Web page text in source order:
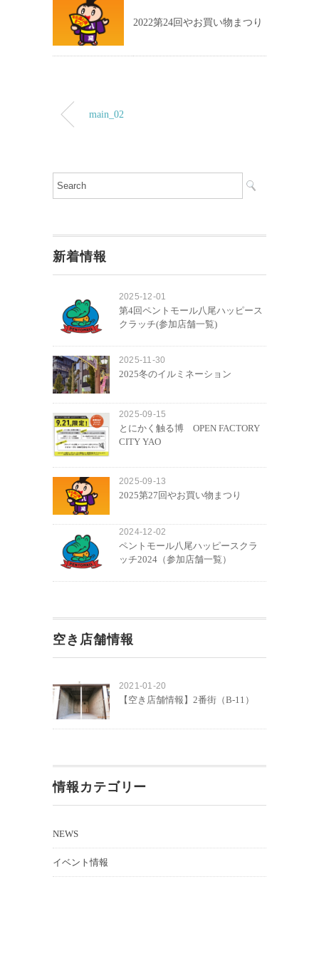
2022第24回やお買い物まつり
main_02
新着情報
2025-12-01
第4回ペントモール八尾ハッピース
クラッチ(参加店舗一覧)
2025-11-30
2025冬のイルミネーション
2025-09-15
とにかく触る博 OPEN FACTORY
CITY YAO
2025-09-13
2025第27回やお買い物まつり
2024-12-02
ペントモール八尾ハッピースクラ
ッチ2024（参加店舗一覧）
空き店舗情報
2021-01-20
【空き店舗情報】2番街（B-11）
情報カテゴリー
NEWS
イベント情報